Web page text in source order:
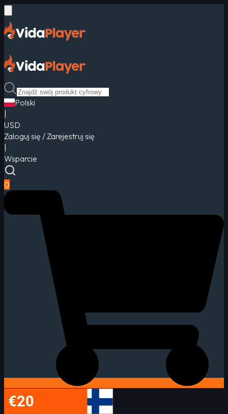
Polski
USD
Zaloguj się / Zarejestruj się
Wsparcie
0